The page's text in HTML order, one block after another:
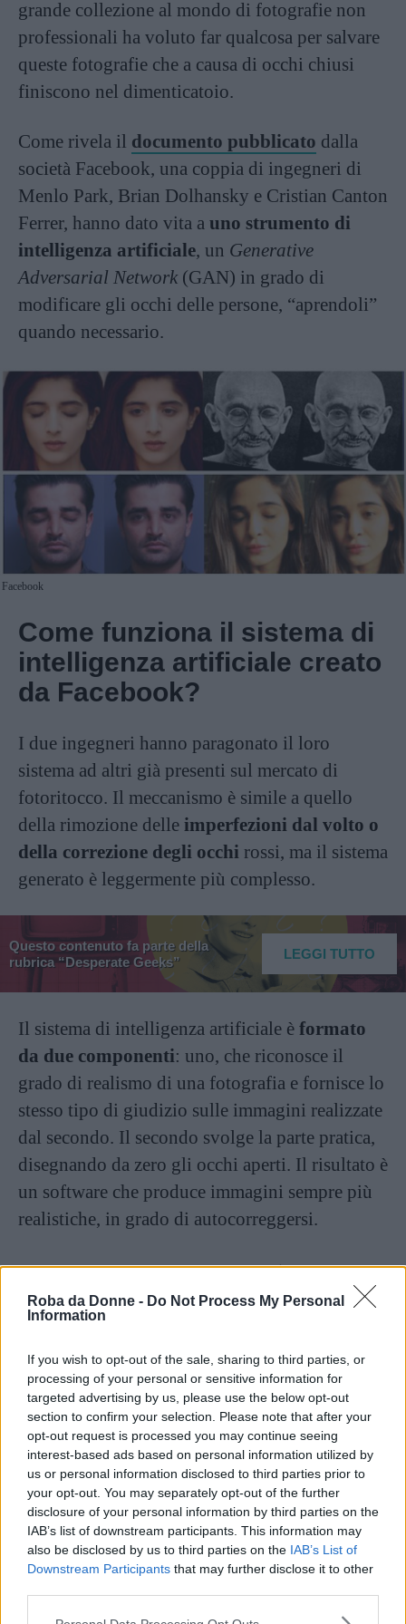
Roba da Donne - Do Not Process My Personal
Information
If you wish to opt-out of the sale, sharing to third parties, or
processing of your personal or sensitive information for
targeted advertising by us, please use the below opt-out
section to confirm your selection. Please note that after your
opt-out request is processed you may continue seeing
interest-based ads based on personal information utilized by
us or personal information disclosed to third parties prior to
your opt-out. You may separately opt-out of the further
disclosure of your personal information by third parties on the
IAB’s list of downstream participants. This information may
also be disclosed by us to third parties on the IAB’s List of
Downstream Participants that may further disclose it to other
Please note that this website/app uses one or more Google
grande collezione al mondo di fotografie non
professionali ha voluto far qualcosa per salvare
queste fotografie che a causa di occhi chiusi
finiscono nel dimenticatoio.
Come rivela il documento pubblicato dalla
società Facebook, una coppia di ingegneri di
Menlo Park, Brian Dolhansky e Cristian Canton
Ferrer, hanno dato vita a uno strumento di
intelligenza artificiale, un Generative
Adversarial Network (GAN) in grado di
modificare gli occhi delle persone, “aprendoli”
quando necessario.
Facebook
Come funziona il sistema di
intelligenza artificiale creato
da Facebook?
I due ingegneri hanno paragonato il loro
sistema ad altri già presenti sul mercato di
fotoritocco. Il meccanismo è simile a quello
della rimozione delle imperfezioni dal volto o
della correzione degli occhi rossi, ma il sistema
generato è leggermente più complesso.
Questo contenuto fa parte della
rubrica “Desperate Geeks”
LEGGI TUTTO
Il sistema di intelligenza artificiale è formato
da due componenti: uno, che riconosce il
grado di realismo di una fotografia e fornisce lo
stesso tipo di giudizio sulle immagini realizzate
dal secondo. Il secondo svolge la parte pratica,
disegnando da zero gli occhi aperti. Il risultato è
un software che produce immagini sempre più
realistiche, in grado di autocorreggersi.
Continua a leggere dopo la pubblicità
19
Vi Raccomandiamo...
Bellezza a Tutti i Costi? Ecco 19 Divertentissimi